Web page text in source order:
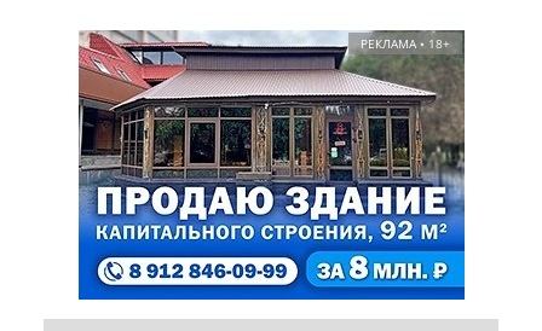
РЕКЛАМА • 18+